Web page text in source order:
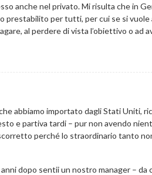
anche nel privato. Mi risulta che in
prestabilito per tutti, per cui se si
al perdere di vista l’obiettivo o
abbiamo importato dagli Stati Uniti,
e partiva tardi – pur non avendo
perché lo straordinario tanto
dopo sentii un nostro manager –